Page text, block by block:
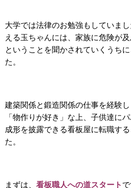
大学では法律のお勉強もしていま
える玉ちゃんには、家族に危険が
ということを聞かされていくうち
た。
建築関係と鍛造関係の仕事を経験
「物作りが好き」な上、子供達に
成形を披露できる看板屋に転職す
た。
まずは、 看板職人への道スタート